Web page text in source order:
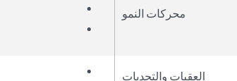
محركات النمو
العقبات والتحديات